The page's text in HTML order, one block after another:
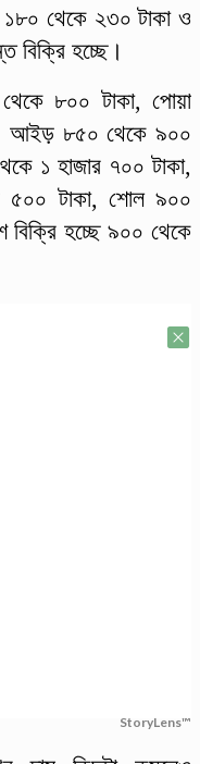
১৮০ থেকে ২৩০ টাকা ও
বিক্রি হচ্ছে।
৮০০ টাকা, পোয়া
আইড় ৮৫০ থেকে ৯০০
১ হাজার ৭০০ টাকা,
৫০০ টাকা, শোল ৯০০
বিক্রি হচ্ছে ৯০০ থেকে
StoryLens™